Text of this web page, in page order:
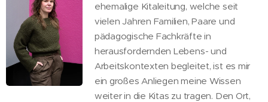
ehemalige Kitaleitung, welche seit
vielen Jahren Familien, Paare und
pädagogische Fachkräfte in
herausfordernden Lebens- und
Arbeitskontexten begleitet, ist es mir
ein großes Anliegen meine Wissen
weiter in die Kitas zu tragen. Den Ort,